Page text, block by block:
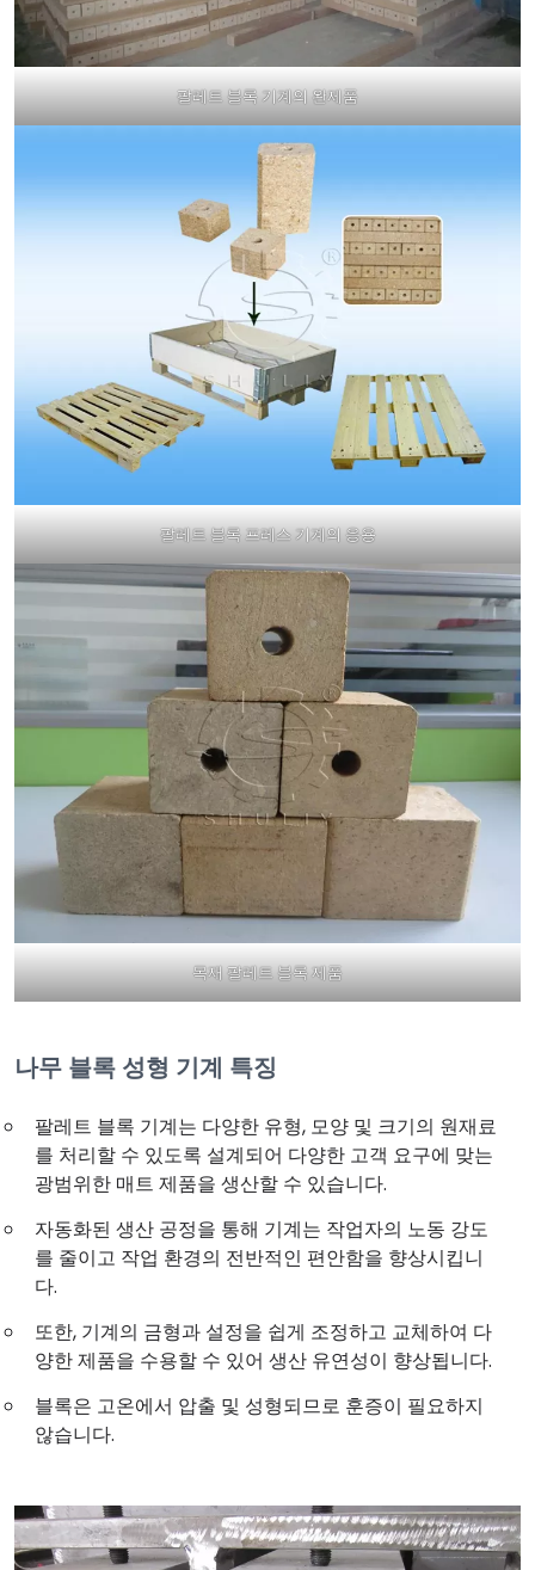
팔레트 블록 기계의 완제품
팔레트 블록 프레스 기계의 응용
목재 팔레트 블록 제품
나무 블록 성형 기계 특징
팔레트 블록 기계는 다양한 유형, 모양 및 크기의 원재료
를 처리할 수 있도록 설계되어 다양한 고객 요구에 맞는
광범위한 매트 제품을 생산할 수 있습니다.
자동화된 생산 공정을 통해 기계는 작업자의 노동 강도
를 줄이고 작업 환경의 전반적인 편안함을 향상시킵니
다.
또한, 기계의 금형과 설정을 쉽게 조정하고 교체하여 다
양한 제품을 수용할 수 있어 생산 유연성이 향상됩니다.
블록은 고온에서 압출 및 성형되므로 훈증이 필요하지
않습니다.